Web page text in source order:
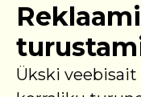
Ükski